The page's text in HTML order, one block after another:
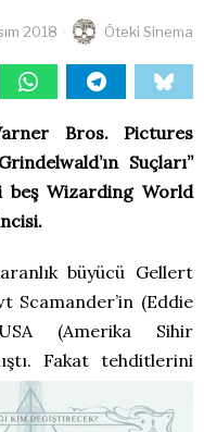
2018 Öteki Sinema
Bros. Pictures
Suçları”
beş Wizarding World
büyücü Gellert
Scamander’in (Eddie
(Amerika Sihir
Fakat tehditlerini